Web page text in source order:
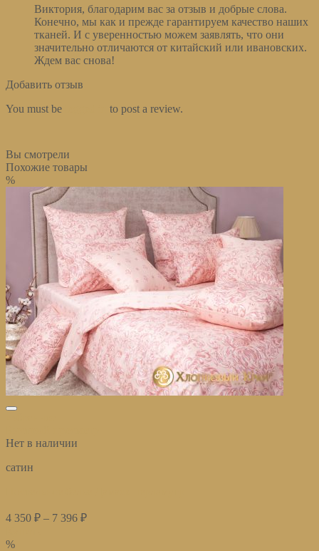
Виктория, благодарим вас за отзыв и добрые слова.
Конечно, мы как и прежде гарантируем качество наших
тканей. И с уверенностью можем заявлять, что они
значительно отличаются от китайский или ивановских.
Ждем вас снова!
Добавить отзыв
You must be
to post a review.
Вы смотрели
Похожие товары
%
Нет в наличии
сатин
4 350 ₽ – 7 396 ₽
%